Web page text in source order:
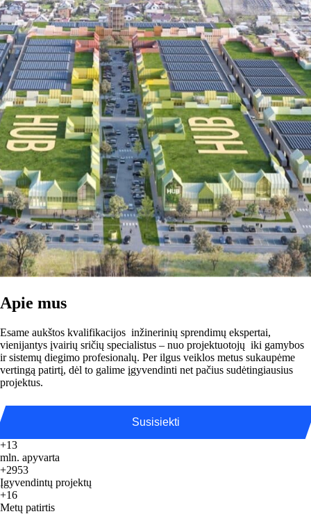
Apie mus
Esame aukštos kvalifikacijos inžinerinių sprendimų ekspertai,
vienijantys įvairių sričių specialistus – nuo projektuotojų iki gamybos
ir sistemų diegimo profesionalų. Per ilgus veiklos metus sukaupėme
vertingą patirtį, dėl to galime įgyvendinti net pačius sudėtingiausius
projektus.
Susisiekti
+13
mln. apyvarta
+2953
Įgyvendintų projektų
+16
Metų patirtis